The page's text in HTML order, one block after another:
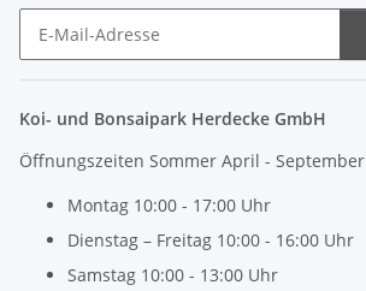
Koi- und Bonsaipark Herdecke GmbH
Öffnungszeiten Sommer April - September
Montag 10:00 - 17:00 Uhr
Dienstag – Freitag 10:00 - 16:00 Uhr
Samstag 10:00 - 13:00 Uhr